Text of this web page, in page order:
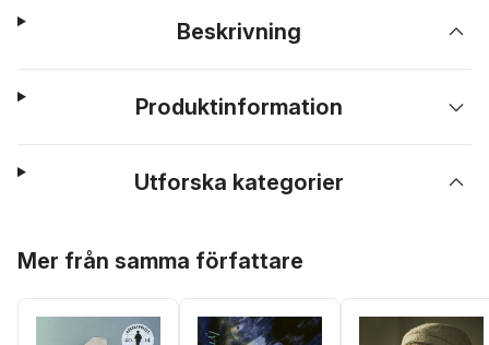
Beskrivning
Produktinformation
Utforska kategorier
Mer från samma författare